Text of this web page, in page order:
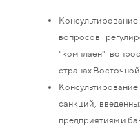
вопросов
"комплаен"
странах
санкций,
предприятиям и